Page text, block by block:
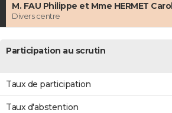
M. FAU Philippe et Mme HERMET
Divers centre
Participation au scrutin
Taux de participation
Taux d'abstention